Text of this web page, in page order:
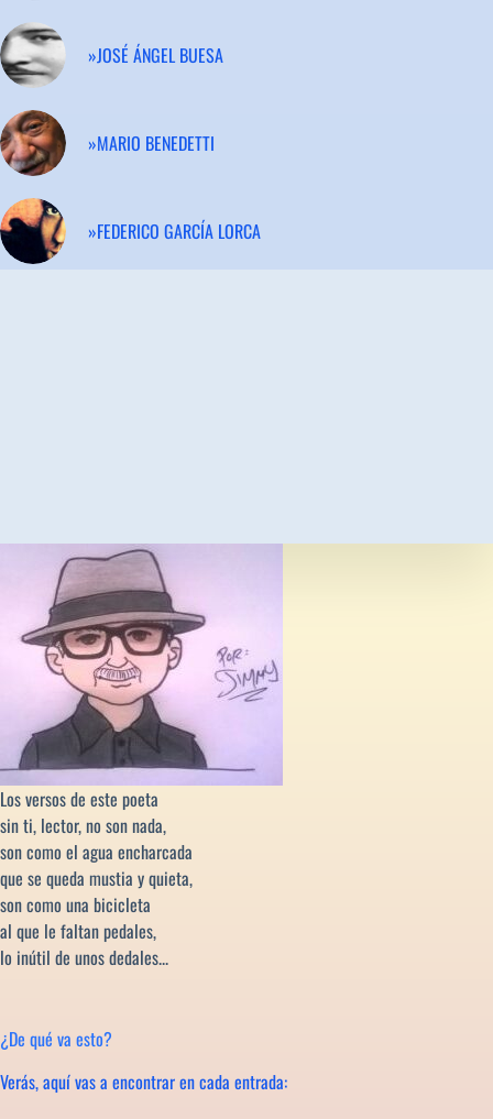
»JOSÉ ÁNGEL BUESA
»MARIO BENEDETTI
»FEDERICO GARCÍA LORCA
Los versos de este poeta
sin ti, lector, no son nada,
son como el agua encharcada
que se queda mustia y quieta,
son como una bicicleta
al que le faltan pedales,
lo inútil de unos dedales...
¿De qué va esto?
Verás, aquí vas a encontrar en cada entrada: